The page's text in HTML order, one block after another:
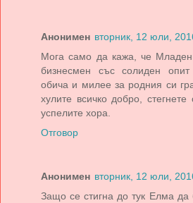
Анонимен вторник, 12 юли,
Мога само да кажа, че
бизнесмен със солиден
обича и милее за родния си
хулите всичко добро,
успелите хора.
Отговор
Анонимен вторник, 12 юли,
Защо се стигна до тук Елма да